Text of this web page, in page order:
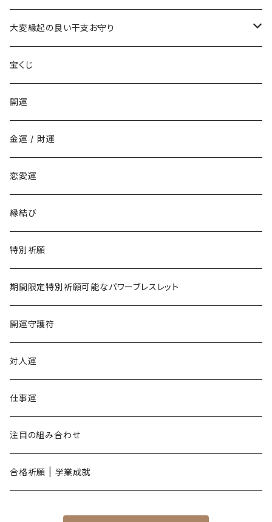
お金持ちと結婚したい(玉の輿・逆玉の輿)
学校でいじめられたくない
職場でいじめられたくない
恋愛でライバルに勝ちたい
出世して仕事も充実し給料を上げたい時の組み合わせ
ストラップ
大変縁起の良い干支お守り
子年
丑年
寅年
卯年
辰年
巳年
午年
未年
申年
酉年
戌年
亥年
宝くじ
開運
金運 / 財運
恋愛運
縁結び
特別祈願
期間限定特別祈願可能なパワーブレスレット
開運守護符
対人運
仕事運
注目の組み合わせ
合格祈願 | 学業成就